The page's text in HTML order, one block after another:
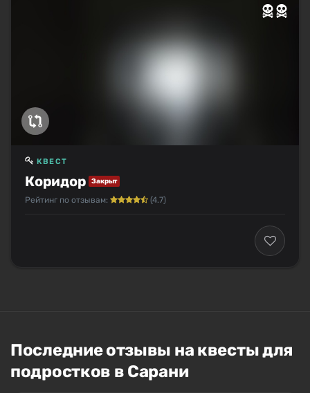
Коридор Закрыт
КВЕСТ
Рейтинг по отзывам: (4.7)
Последние отзывы на квесты для
подростков в Сарани